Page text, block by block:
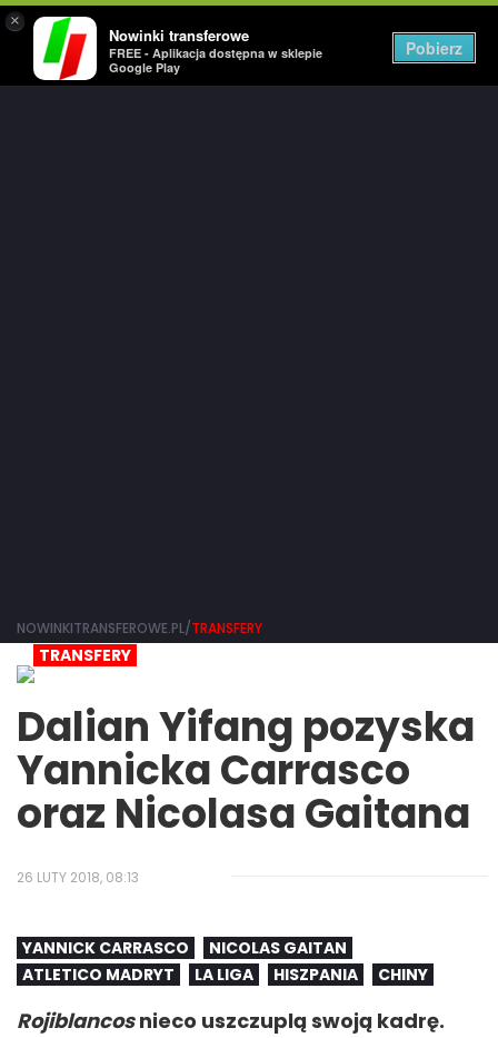
×
Nowinki transferowe
FREE - Aplikacja dostępna w sklepie
Google Play
Pobierz
NOWINKITRANSFEROWE.PL/TRANSFERY
TRANSFERY
Dalian Yifang pozyska
Yannicka Carrasco
oraz Nicolasa Gaitana
26 LUTY 2018, 08:13
YANNICK CARRASCO
NICOLAS GAITAN
ATLETICO MADRYT
LA LIGA HISZPANIA CHINY
Rojiblancosnieco uszczuplą swoją kadrę.